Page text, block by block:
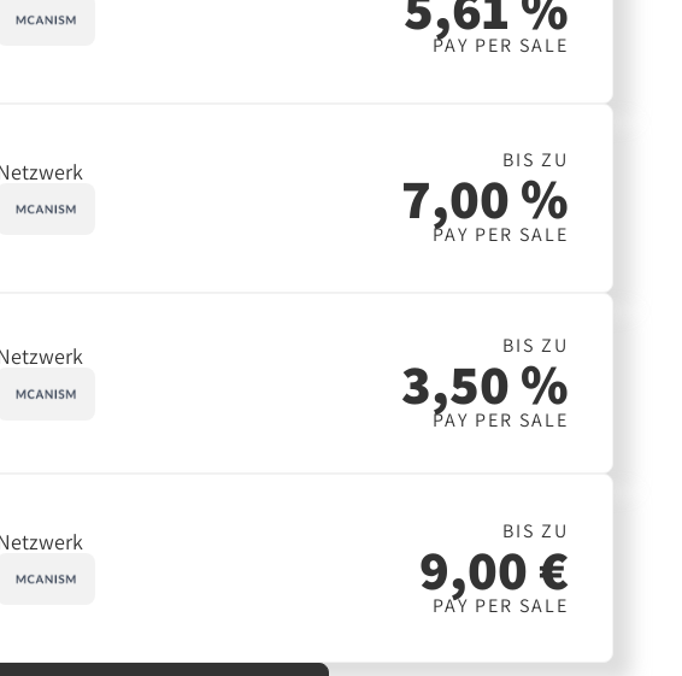
PAY PER SALE
BIS ZU
7,00 %
PAY PER SALE
BIS ZU
3,50 %
PAY PER SALE
BIS ZU
9,00 €
PAY PER SALE